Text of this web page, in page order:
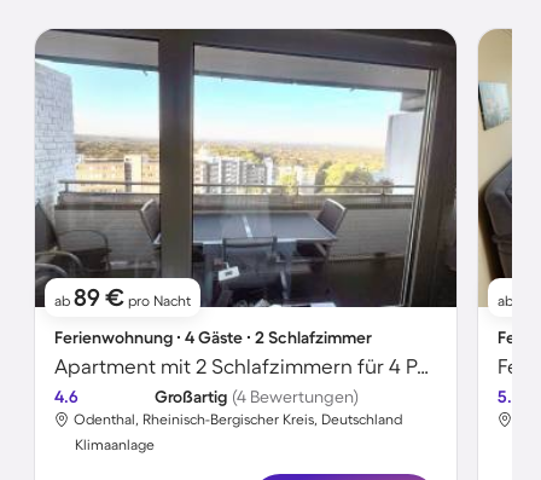
ab 89 € pro Nacht
Ferienwohnung ∙ 4 Gäste ∙ 2 Schlafzimmer
Apartment mit 2 Schlafzimmern für 4 Personen
4.6 Großartig (4 Bewertungen)
Odenthal, Rheinisch-Bergischer Kreis, Deutschland
Klimaanlage
ab
5.0